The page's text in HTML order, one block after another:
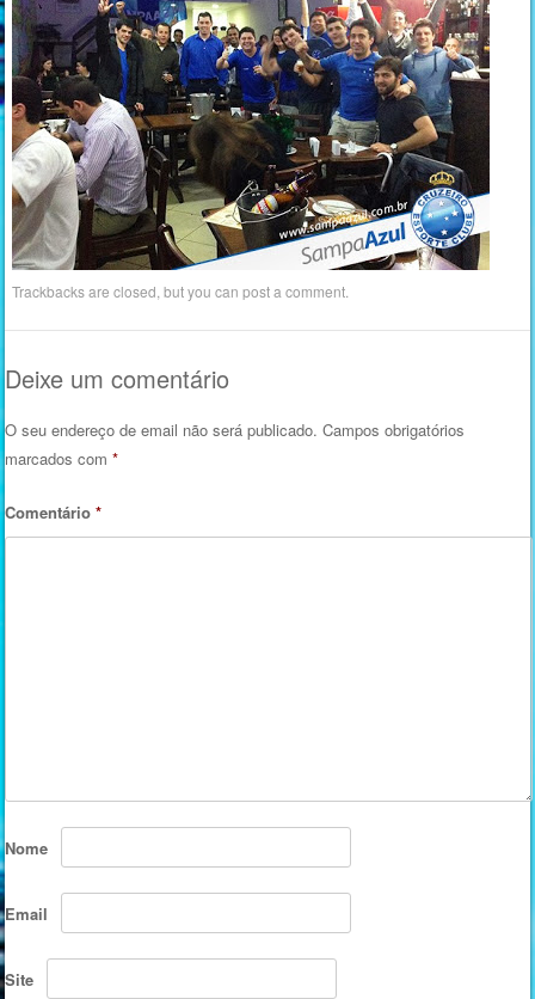
Trackbacks are closed, but you canpost a comment
Deixe um comentário
O seu endereço de email não será publicado. Campos obrigatórios
marcados com*
Comentário*
Nome
Email
Site